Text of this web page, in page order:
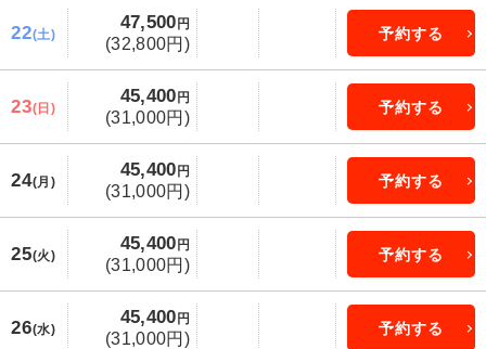
22(土)
47,500 円
(32,800円)
予約する
23(日)
45,400 円
(31,000円)
予約する
24(月)
45,400 円
(31,000円)
予約する
25(火)
45,400 円
(31,000円)
予約する
26(水)
45,400 円
(31,000円)
予約する